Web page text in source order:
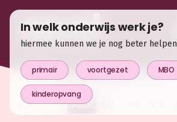
ALLE
In welk onderwijs werk je?
hiermee kunnen we je nog beter helpen
primair voortgezet MBO
kinderopvang